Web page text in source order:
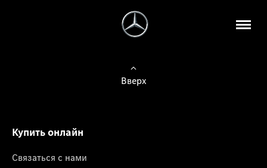
Вверх
Купить онлайн
Связаться с нами